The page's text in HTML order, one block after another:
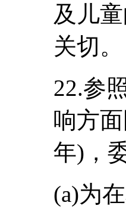
及儿
关切。
22.参
响方
年)，
(a)为